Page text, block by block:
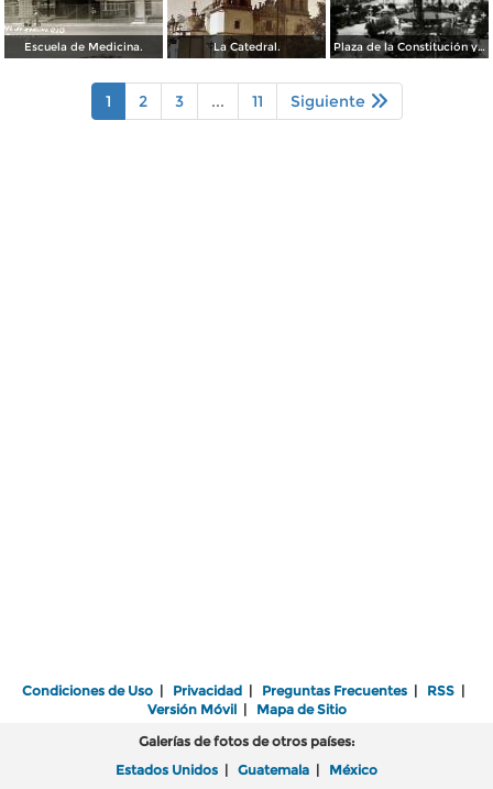
Escuela de Medicina. La Catedral. Plaza de la Constitución y Catedral de Durango
1 2 3 ... 11 Siguiente
Condiciones de Uso | Privacidad | Preguntas Frecuentes | RSS |
Versión Móvil| Mapa de Sitio
Galerías de fotos de otros países:
Estados Unidos | Guatemala | México